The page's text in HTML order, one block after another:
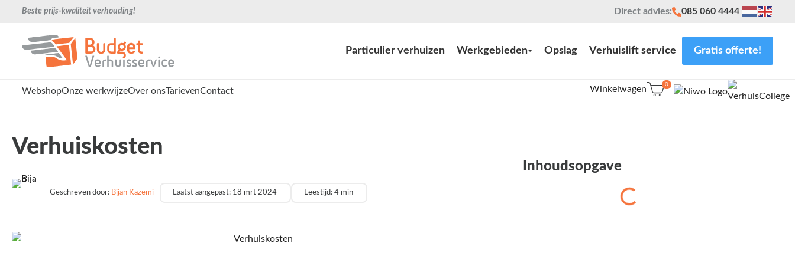
Beste prijs-kwaliteit verhouding! Direct advies: 085 060 4444
Particulier verhuizen Werkgebieden Opslag Verhuislift service Gratis offerte!
WebshopOnze werkwijzeOver onsTarievenContact Winkelwagen 0
Verhuiskosten
Geschreven door: Bijan Kazemi Laatst aangepast: 18 mrt 2024 Leestijd: 4 min
Inhoudsopgave